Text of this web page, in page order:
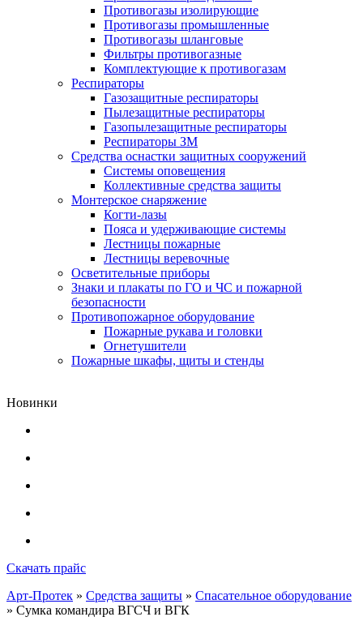
Противогазы изолирующие
Противогазы промышленные
Противогазы шланговые
Фильтры противогазные
Комплектующие к противогазам
Респираторы
Газозащитные респираторы
Пылезащитные респираторы
Газопылезащитные респираторы
Респираторы ЗМ
Средства оснастки защитных сооружений
Системы оповещения
Коллективные средства защиты
Монтерское снаряжение
Когти-лазы
Пояса и удерживающие системы
Лестницы пожарные
Лестницы веревочные
Осветительные приборы
Знаки и плакаты по ГО и ЧС и пожарной
безопасности
Противопожарное оборудование
Пожарные рукава и головки
Огнетушители
Пожарные шкафы, щиты и стенды
Новинки
Скачать прайс
Арт-Протек » Средства защиты » Спасательное оборудование
» Сумка командира ВГСЧ и ВГК